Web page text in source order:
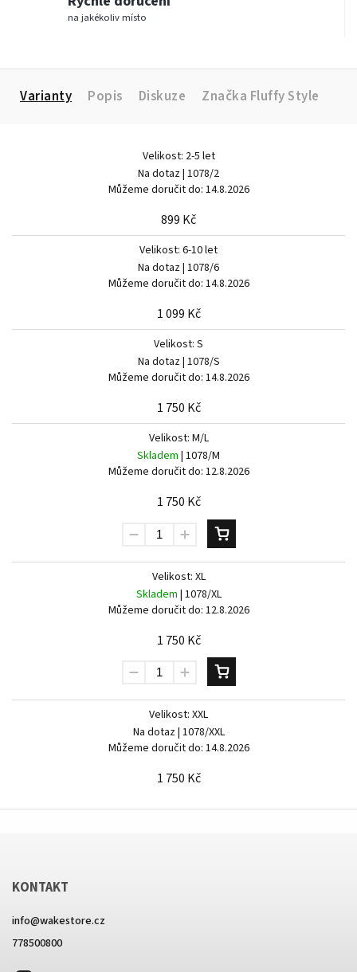
na jakékoliv místo
Varianty Popis Diskuze Značka Fluffy Style
Velikost: 2-5 let
Na dotaz| 1078/2
Můžeme doručit do: 14.8.2026
899 Kč
Velikost: 6-10 let
Na dotaz| 1078/6
Můžeme doručit do: 14.8.2026
1 099 Kč
Velikost: S
Na dotaz| 1078/S
Můžeme doručit do: 14.8.2026
1 750 Kč
Velikost: M/L
Skladem | 1078/M
Můžeme doručit do: 12.8.2026
1 750 Kč
Velikost: XL
Skladem | 1078/XL
Můžeme doručit do: 12.8.2026
1 750 Kč
Velikost: XXL
Na dotaz| 1078/XXL
Můžeme doručit do: 14.8.2026
1 750 Kč
KONTAKT
info@wakestore.cz
778500800
Powered by chaterimo